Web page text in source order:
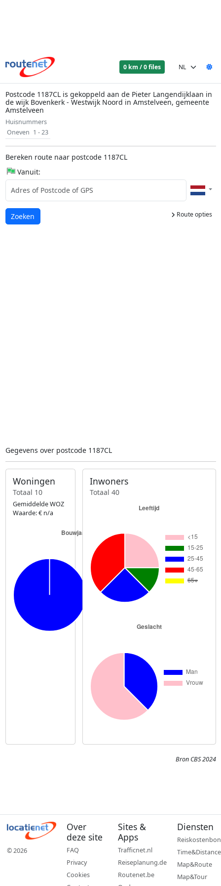
0 km / 0 files
Postcode 1187CL is gekoppeld aan de Pieter Langendijklaan in
de wijk Bovenkerk - Westwijk Noord in Amstelveen, gemeente
Amstelveen
Huisnummers
Oneven 1 - 23
Bereken route naar postcode 1187CL
Vanuit:
Route opties
Laden...
Zoeken
Gegevens over postcode 1187CL
Woningen
Totaal 10
Gemiddelde WOZ
Waarde: € n/a
Inwoners
Totaal 40
Bron CBS 2024
© 2026
Over
deze site
FAQ
Privacy
Cookies
Sites &
Apps
Trafficnet.nl
Reiseplanung.de
Routenet.be
Diensten
Reiskostenbon
Time&Distance
Map&Route
Map&Tour